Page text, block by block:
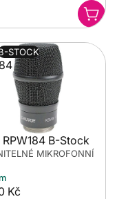
STOCK
RPW184 B-Stock
MIKROFONNÍ
Kč